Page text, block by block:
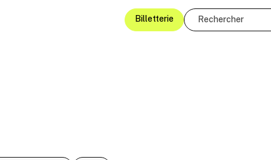
Billetterie